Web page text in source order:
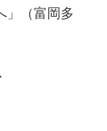
（富岡多